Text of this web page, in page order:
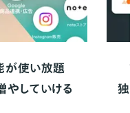
が使い放題
やしていける